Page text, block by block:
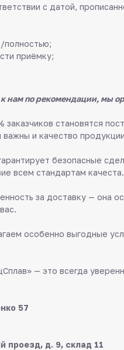
с датой,
полностью;
приёмку;
нам по рекомендации, мы
заказчиков становятся
и качество
безопасные
всем стандартам качеста.
за доставку — она
особенно выгодные
— это всегда
57
проезд, д. 9, склад 11